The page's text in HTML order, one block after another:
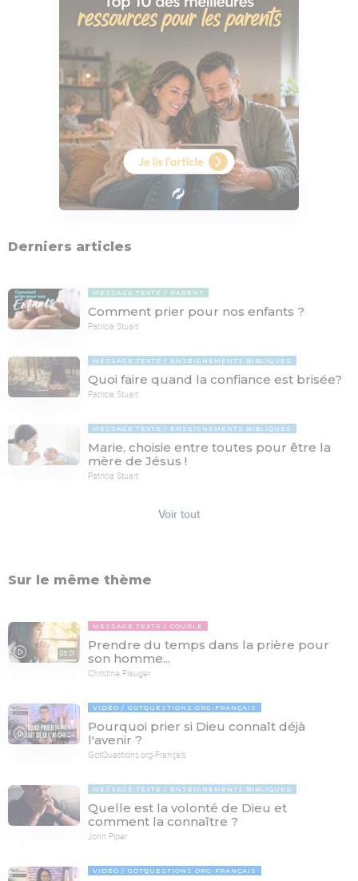
Derniers articles
MESSAGE TEXTE PARENT
Comment prier pour nos enfants ?
Patricia Stuart
MESSAGE TEXTE ENSEIGNEMENTS BIBLIQUES
Quoi faire quand la confiance est brisée?
Patricia Stuart
MESSAGE TEXTE ENSEIGNEMENTS BIBLIQUES
Marie, choisie entre toutes pour être la
mère de Jésus !
Patricia Stuart
Voir tout
Sur le même thème
03:01
MESSAGE TEXTE COUPLE
Prendre du temps dans la prière pour
son homme...
Christine Piauger
04:24
VIDÉO GOTQUESTIONS.ORG-FRANÇAIS
Pourquoi prier si Dieu connaît déjà
l'avenir ?
GotQuestions.org-Français
MESSAGE TEXTE ENSEIGNEMENTS BIBLIQUES
Quelle est la volonté de Dieu et
comment la connaître ?
John Piper
VIDÉO GOTQUESTIONS.ORG-FRANÇAIS